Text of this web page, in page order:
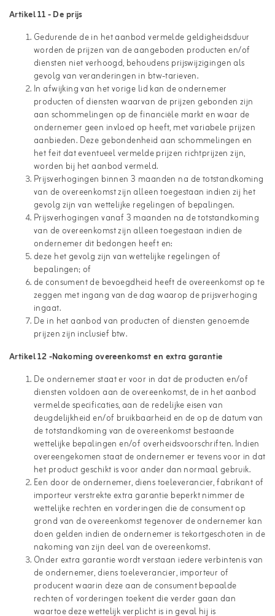
Artikel 11 - De prijs
Gedurende de in het aanbod vermelde geldigheidsduur
worden de prijzen van de aangeboden producten en/of
diensten niet verhoogd, behoudens prijswijzigingen als
gevolg van veranderingen in btw-tarieven.
In afwijking van het vorige lid kan de ondernemer
producten of diensten waarvan de prijzen gebonden zijn
aan schommelingen op de financiële markt en waar de
ondernemer geen invloed op heeft, met variabele prijzen
aanbieden. Deze gebondenheid aan schommelingen en
het feit dat eventueel vermelde prijzen richtprijzen zijn,
worden bij het aanbod vermeld.
Prijsverhogingen binnen 3 maanden na de totstandkoming
van de overeenkomst zijn alleen toegestaan indien zij het
gevolg zijn van wettelijke regelingen of bepalingen.
Prijsverhogingen vanaf 3 maanden na de totstandkoming
van de overeenkomst zijn alleen toegestaan indien de
ondernemer dit bedongen heeft en:
deze het gevolg zijn van wettelijke regelingen of
bepalingen; of
de consument de bevoegdheid heeft de overeenkomst op te
zeggen met ingang van de dag waarop de prijsverhoging
ingaat.
De in het aanbod van producten of diensten genoemde
prijzen zijn inclusief btw.
Artikel 12 -Nakoming overeenkomst en extra garantie
De ondernemer staat er voor in dat de producten en/of
diensten voldoen aan de overeenkomst, de in het aanbod
vermelde specificaties, aan de redelijke eisen van
deugdelijkheid en/of bruikbaarheid en de op de datum van
de totstandkoming van de overeenkomst bestaande
wettelijke bepalingen en/of overheidsvoorschriften. Indien
overeengekomen staat de ondernemer er tevens voor in dat
het product geschikt is voor ander dan normaal gebruik.
Een door de ondernemer, diens toeleverancier, fabrikant of
importeur verstrekte extra garantie beperkt nimmer de
wettelijke rechten en vorderingen die de consument op
grond van de overeenkomst tegenover de ondernemer kan
doen gelden indien de ondernemer is tekortgeschoten in de
nakoming van zijn deel van de overeenkomst.
Onder extra garantie wordt verstaan iedere verbintenis van
de ondernemer, diens toeleverancier, importeur of
producent waarin deze aan de consument bepaalde
rechten of vorderingen toekent die verder gaan dan
waartoe deze wettelijk verplicht is in geval hij is